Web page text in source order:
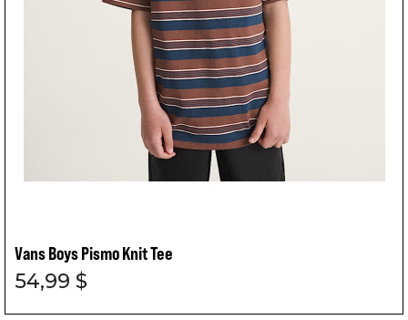
Vans Boys Pismo Knit Tee
54,99 $